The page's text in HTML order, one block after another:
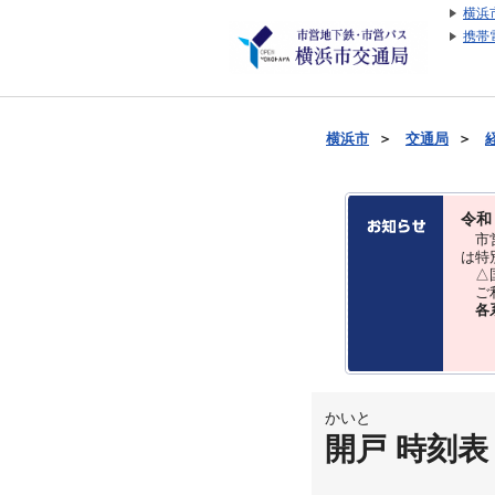
横浜
携帯
横浜市 ＞ 交通局 ＞
令和
市
は特
△国
ご
各
かいと
開戸 時刻表